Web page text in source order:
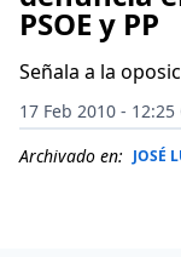
PSOE y PP
Señala a la
17 Feb 2010 - 12:25
Archivado en: JOSÉ